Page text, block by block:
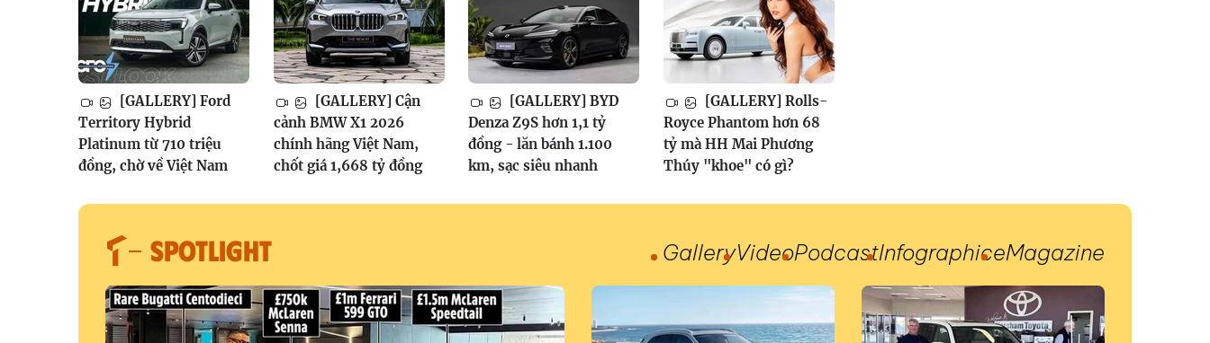
[GALLERY] Ford
Territory Hybrid
Platinum từ 710 triệu
đồng, chờ về Việt Nam
[GALLERY] Cận
cảnh BMW X1 2026
chính hãng Việt Nam,
chốt giá 1,668 tỷ đồng
[GALLERY] BYD
Denza Z9S hơn 1,1 tỷ
đồng - lăn bánh 1.100
km, sạc siêu nhanh
[GALLERY] Rolls-
Royce Phantom hơn 68
tỷ mà HH Mai Phương
Thúy "khoe" có gì?
SPOTLIGHT GalleryVideoPodcastInfographiceMagazine